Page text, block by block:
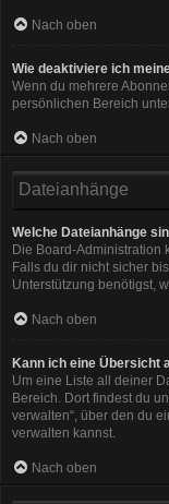
Nach oben
Wie deaktiviere ich
Wenn du mehrere
persönlichen Bereich
Nach oben
Dateianhänge
Welche Dateianhänge
Die Board-Administration
Falls du dir nicht sicher
Unterstützung benötigst,
Nach oben
Kann ich eine Übersicht
Um eine Liste all deiner
Bereich. Dort findest du
verwalten“, über den du
verwalten kannst.
Nach oben